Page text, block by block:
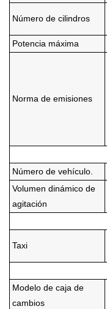
Número de cilindros
Potencia máxima
Norma de emisiones
Número de vehículo.
Volumen dinámico de
agitación
Taxi
Modelo de caja de
cambios